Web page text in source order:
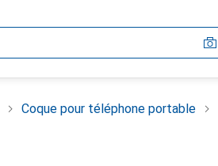
Coque pour téléphone portable